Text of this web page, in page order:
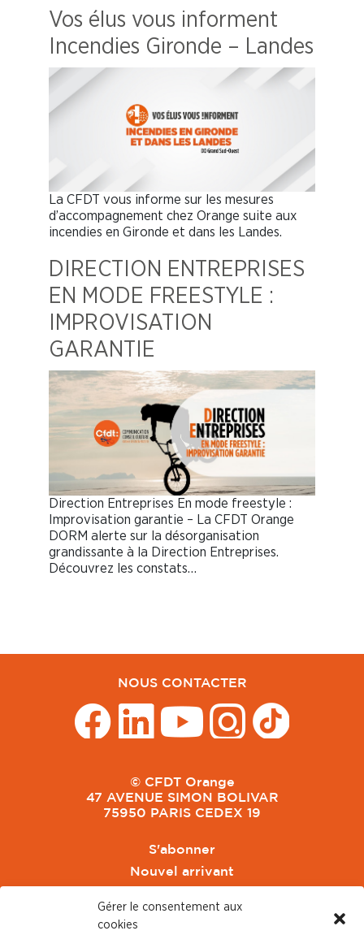
Gérer le consentement aux
cookies
Vos élus vous informent
Incendies Gironde – Landes
La CFDT vous informe sur les mesures
d’accompagnement chez Orange suite aux
incendies en Gironde et dans les Landes.
DIRECTION ENTREPRISES
EN MODE FREESTYLE :
IMPROVISATION
GARANTIE
Direction Entreprises En mode freestyle :
Improvisation garantie – La CFDT Orange
DORM alerte sur la désorganisation
grandissante à la Direction Entreprises.
Découvrez les constats…
NOUS CONTACTER
© CFDT Orange
47 AVENUE SIMON BOLIVAR
75950 PARIS CEDEX 19
S'abonner
Nouvel arrivant